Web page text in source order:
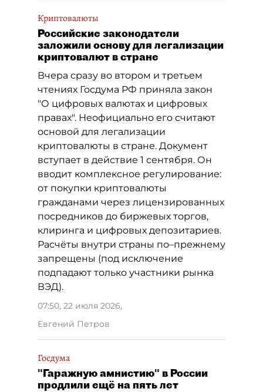
Криптовалюты
Российские законодатели
заложили основу для легализации
криптовалют в стране
Вчера сразу во втором и третьем
чтениях Госдума РФ приняла закон
"О цифровых валютах и цифровых
правах". Неофициально его считают
основой для легализации
криптовалюты в стране. Документ
вступает в действие 1 сентября. Он
вводит комплексное регулирование:
от покупки криптовалюты
гражданами через лицензированных
посредников до биржевых торгов,
клиринга и цифровых депозитариев.
Расчёты внутри страны по–прежнему
запрещены (под исключение
подпадают только участники рынка
ВЭД).
07:50, 22 июля 2026,
Евгений Петров
Госдума
"Гаражную амнистию" в России
продлили ещё на пять лет